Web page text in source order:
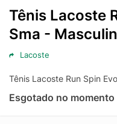
Tênis Lacoste
Sma -
Lacoste
Tênis Lacoste Run Spin
Esgotado no momento